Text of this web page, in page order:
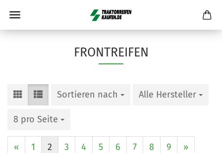
FRONTREIFEN
Sortieren nach Alle Hersteller
8 pro Seite
« 1 2 3 4 5 6 7 8 9 »